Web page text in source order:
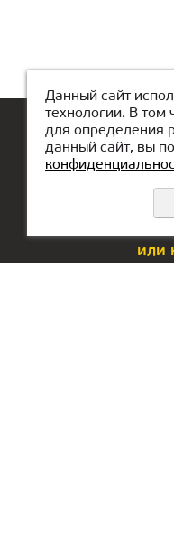
или
Данный сайт
технологии. В
для определения
данный сайт, вы